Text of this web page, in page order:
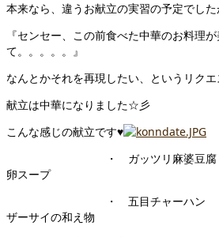
本来なら、違うお献立の実習の予定でした
『センセー、この前食べた中華のお料理
て。。。。。』
なんとかそれを再現したい、というリクエ
献立は中華になりました☆彡
こんな感じの献立です♥
・ ガッツリ麻婆
卵スープ
・ 五目チャーハン
ザーサイの和え物